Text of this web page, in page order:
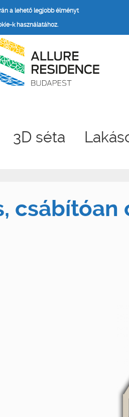
a lehető legjobb élményt
k használatához.
3D séta
csábítóan